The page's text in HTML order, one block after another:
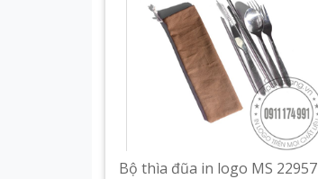
Bộ thìa đũa in logo MS 22957